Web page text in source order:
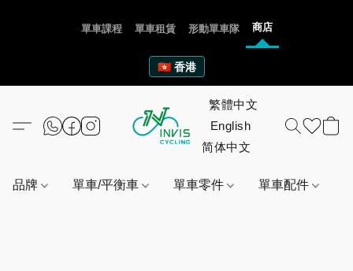
單車課程 單車租賃 形動單車隊 商店
🇭🇰 香港
品牌 單車/平衡車 單車零件 單車配件